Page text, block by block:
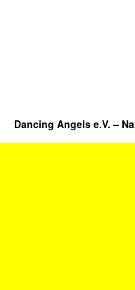
Dancing Angels e.V. –